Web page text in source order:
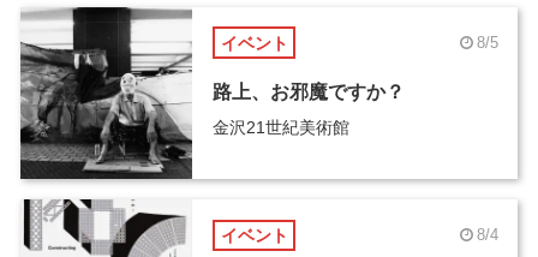
イベント 8/5
路上、お邪魔ですか？
金沢21世紀美術館
イベント 8/4